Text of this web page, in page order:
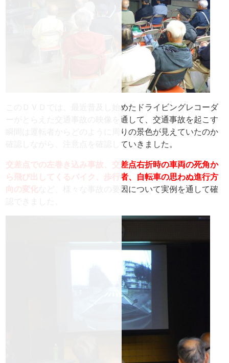
このＤＶＤでは、最近普及し始めたドライビングレコーダ
ーがとらえた交通事故の映像を通して、交通事故を起こす
瞬間は運転者からどのように周りの景色が見えていたのか
確認しながら、注意点を確認していきました。
交差点での左巻き込み事故、交差点右折時の車両の死角か
ら飛び出してくるバイク、歩行者、自転車の思わぬ進行方
向の変化 など、様々な事故の要因について実例を通して確